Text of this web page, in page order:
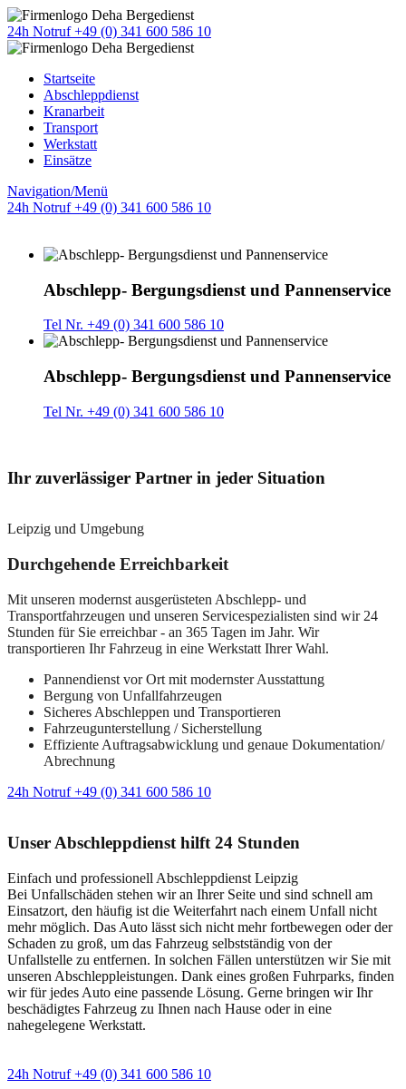
24h Notruf +49 (0) 341 600 586 10
Startseite
Abschleppdienst
Kranarbeit
Transport
Werkstatt
Einsätze
Navigation/Menü
24h Notruf +49 (0) 341 600 586 10
Abschlepp- Bergungsdienst und Pannenservice
Tel Nr. +49 (0) 341 600 586 10
Abschlepp- Bergungsdienst und Pannenservice
Tel Nr. +49 (0) 341 600 586 10
Ihr zuverlässiger Partner in jeder Situation
Leipzig und Umgebung
Durchgehende Erreichbarkeit
Mit unseren modernst ausgerüsteten Abschlepp- und
Transportfahrzeugen und unseren Servicespezialisten sind wir 24
Stunden für Sie erreichbar - an 365 Tagen im Jahr. Wir
transportieren Ihr Fahrzeug in eine Werkstatt Ihrer Wahl.
Pannendienst vor Ort mit modernster Ausstattung
Bergung von Unfallfahrzeugen
Sicheres Abschleppen und Transportieren
Fahrzeugunterstellung / Sicherstellung
Effiziente Auftragsabwicklung und genaue Dokumentation/
Abrechnung
24h Notruf +49 (0) 341 600 586 10
Unser Abschleppdienst hilft 24 Stunden
Einfach und professionell Abschleppdienst Leipzig
Bei Unfallschäden stehen wir an Ihrer Seite und sind schnell am
Einsatzort, den häufig ist die Weiterfahrt nach einem Unfall nicht
mehr möglich. Das Auto lässt sich nicht mehr fortbewegen oder der
Schaden zu groß, um das Fahrzeug selbstständig von der
Unfallstelle zu entfernen. In solchen Fällen unterstützen wir Sie mit
unseren Abschleppleistungen. Dank eines großen Fuhrparks, finden
wir für jedes Auto eine passende Lösung. Gerne bringen wir Ihr
beschädigtes Fahrzeug zu Ihnen nach Hause oder in eine
nahegelegene Werkstatt.
24h Notruf +49 (0) 341 600 586 10